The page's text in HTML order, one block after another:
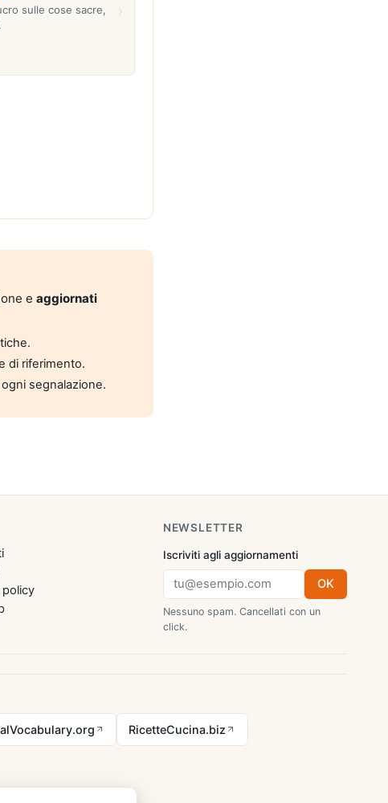
sulle cose sacre,
e aggiornati
di riferimento.
segnalazione.
NEWSLETTER
Iscriviti agli aggiornamenti
OK
Nessuno spam. Cancellati con un
click.
RicetteCucina.biz